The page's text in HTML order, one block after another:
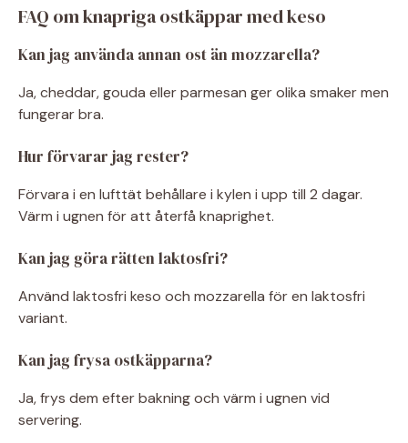
FAQ om knapriga ostkäppar med keso
Kan jag använda annan ost än mozzarella?
Ja, cheddar, gouda eller parmesan ger olika smaker men
fungerar bra.
Hur förvarar jag rester?
Förvara i en lufttät behållare i kylen i upp till 2 dagar.
Värm i ugnen för att återfå knaprighet.
Kan jag göra rätten laktosfri?
Använd laktosfri keso och mozzarella för en laktosfri
variant.
Kan jag frysa ostkäpparna?
Ja, frys dem efter bakning och värm i ugnen vid
servering.